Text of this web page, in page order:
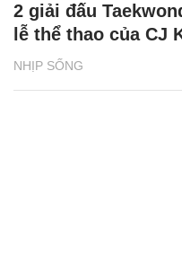
NHỊP SỐNG
2 giải đấu
lễ thể thao của CJ